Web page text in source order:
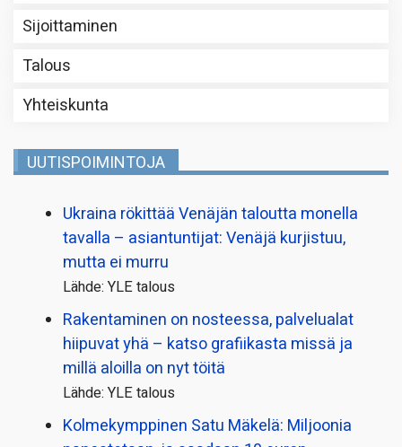
Sijoittaminen
Talous
Yhteiskunta
UUTISPOIMINTOJA
Ukraina rökittää Venäjän taloutta monella
tavalla – asiantuntijat: Venäjä kurjistuu,
mutta ei murru
Lähde: YLE talous
Rakentaminen on nosteessa, palvelualat
hiipuvat yhä – katso grafiikasta missä ja
millä aloilla on nyt töitä
Lähde: YLE talous
Kolmekymppinen Satu Mäkelä: Miljoonia